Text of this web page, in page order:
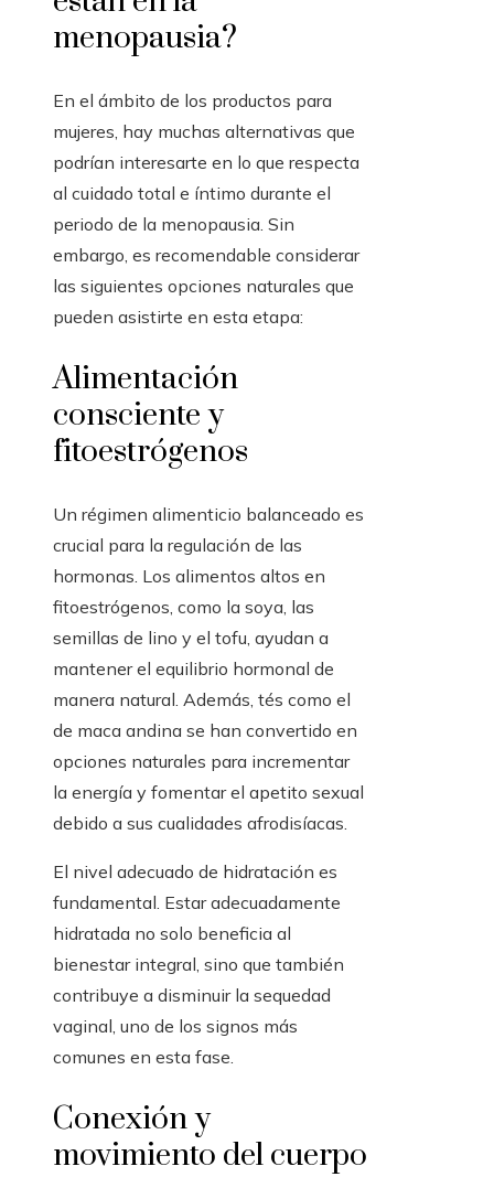
menopausia?
En el ámbito de los productos para
mujeres, hay muchas alternativas que
podrían interesarte en lo que respecta
al cuidado total e íntimo durante el
periodo de la menopausia. Sin
embargo, es recomendable considerar
las siguientes opciones naturales que
pueden asistirte en esta etapa:
Alimentación
consciente y
fitoestrógenos
Un régimen alimenticio balanceado es
crucial para la regulación de las
hormonas. Los alimentos altos en
fitoestrógenos, como la soya, las
semillas de lino y el tofu, ayudan a
mantener el equilibrio hormonal de
manera natural. Además, tés como el
de maca andina se han convertido en
opciones naturales para incrementar
la energía y fomentar el apetito sexual
debido a sus cualidades afrodisíacas.
El nivel adecuado de hidratación es
fundamental. Estar adecuadamente
hidratada no solo beneficia al
bienestar integral, sino que también
contribuye a disminuir la sequedad
vaginal, uno de los signos más
comunes en esta fase.
Conexión y
movimiento del cuerpo